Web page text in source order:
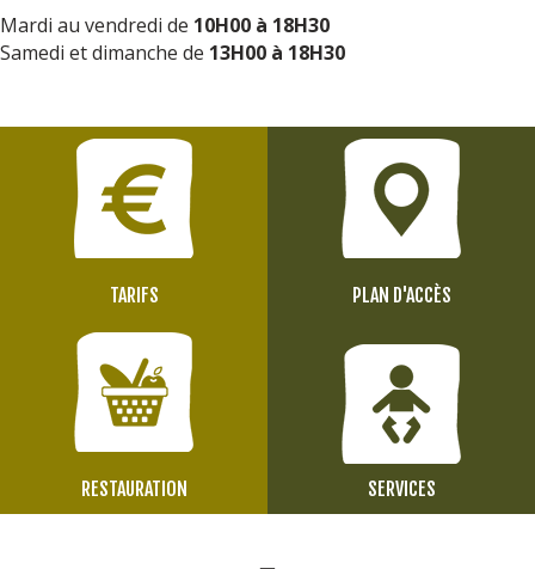
Mardi au vendredi de 10H00 à 18H30
Samedi et dimanche de 13H00 à 18H30
TARIFS PLAN D'ACCÈS
RESTAURATION SERVICES